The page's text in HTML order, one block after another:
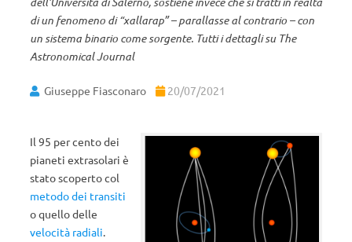
di un fenomeno di “xallarap” – parallasse al contrario – con
un sistema binario come sorgente. Tutti i dettagli su The
Astronomical Journal
Giuseppe Fiasconaro 20/07/2021
Il 95 per cento dei
pianeti extrasolari è
stato scoperto col
metodo dei transiti
o quello delle
velocità radiali.